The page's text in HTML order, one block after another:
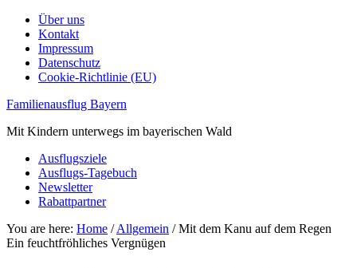
Über uns
Kontakt
Impressum
Datenschutz
Cookie-Richtlinie (EU)
Familienausflug Bayern
Mit Kindern unterwegs im bayerischen Wald
Ausflugsziele
Ausflugs-Tagebuch
Newsletter
Rabattpartner
You are here: Home / Allgemein /Mit dem Kanu auf dem Regen
Ein feuchtfröhliches Vergnügen